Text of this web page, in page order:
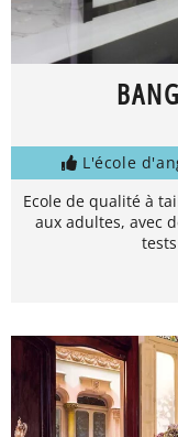
L'école
Ecole de qualité à
aux adultes, avec